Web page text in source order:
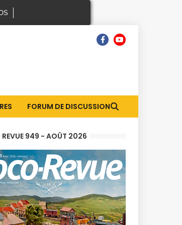
FORUM DE DISCUSSION
REVUE 949 - AOÛT 2026